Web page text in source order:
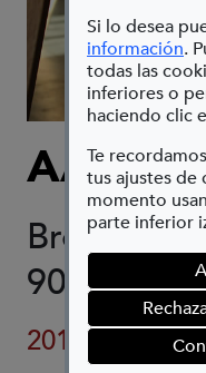
Si lo desea
información.
todas las
inferiores o
haciendo clic
Te
tus ajustes de
momento
parte inferior
AARON
Bronce y
90 x 60 x
2016-17